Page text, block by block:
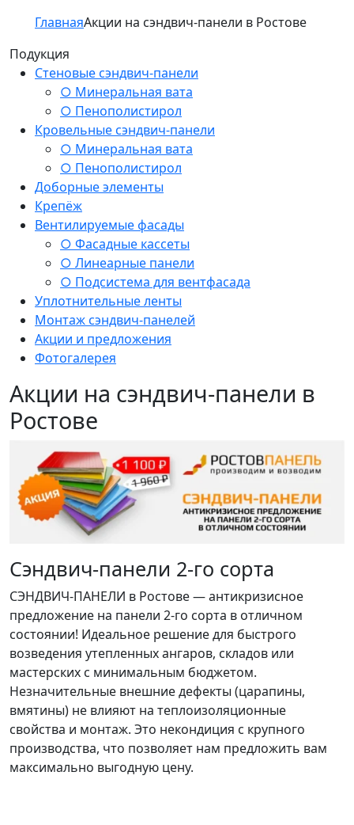
ГлавнаяАкции на сэндвич-панели в Ростове
Подукция
Стеновые сэндвич-панели
○ Минеральная вата
○ Пенополистирол
Кровельные сэндвич-панели
○ Минеральная вата
○ Пенополистирол
Доборные элементы
Крепёж
Вентилируемые фасады
○ Фасадные кассеты
○ Линеарные панели
○ Подсистема для вентфасада
Уплотнительные ленты
Монтаж сэндвич-панелей
Акции и предложения
Фотогалерея
Акции на сэндвич-панели в
Ростове
Сэндвич-панели 2-го сорта
СЭНДВИЧ-ПАНЕЛИ в Ростове — антикризисное
предложение на панели 2-го сорта в отличном
состоянии! Идеальное решение для быстрого
возведения утепленных ангаров, складов или
мастерских с минимальным бюджетом.
Незначительные внешние дефекты (царапины,
вмятины) не влияют на теплоизоляционные
свойства и монтаж. Это некондиция с крупного
производства, что позволяет нам предложить вам
максимально выгодную цену.